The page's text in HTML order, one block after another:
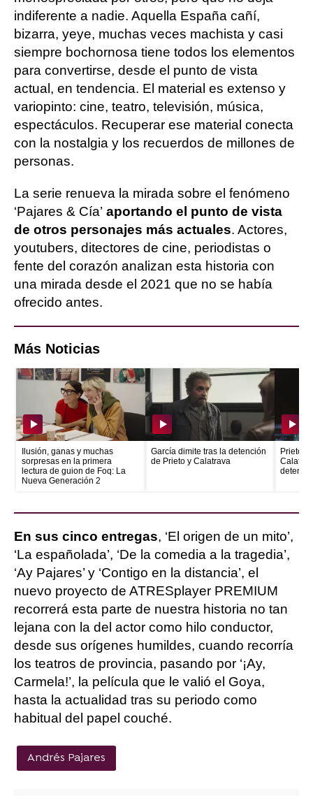
indiferente a nadie. Aquella España cañí,
bizarra, yeye, muchas veces machista y casi
siempre bochornosa tiene todos los elementos
para convertirse, desde el punto de vista
actual, en tendencia. El material es extenso y
variopinto: cine, teatro, televisión, música,
espectáculos. Recuperar ese material conecta
con la nostalgia y los recuerdos de millones de
personas.
La serie renueva la mirada sobre el fenómeno
‘Pajares & Cía’ aportando el punto de vista
de otros personajes más actuales. Actores,
youtubers, ditectores de cine, periodistas o
fente del corazón analizan esta historia con
una mirada desde el 2021 que no se había
ofrecido antes.
Más Noticias
Ilusión, ganas y muchas
sorpresas en la primera
lectura de guion de Foq: La
Nueva Generación 2
García dimite tras la detención
de Prieto y Calatrava
Prieto
En sus cinco entregas, ‘El origen de un mito’,
‘La españolada’, ‘De la comedia a la tragedia’,
‘Ay Pajares’ y ‘Contigo en la distancia’, el
nuevo proyecto de ATRESplayer PREMIUM
recorrerá esta parte de nuestra historia no tan
lejana con la del actor como hilo conductor,
desde sus orígenes humildes, cuando recorría
los teatros de provincia, pasando por ‘¡Ay,
Carmela!’, la película que le valió el Goya,
hasta la actualidad tras su periodo como
habitual del papel couché.
Andrés Pajares